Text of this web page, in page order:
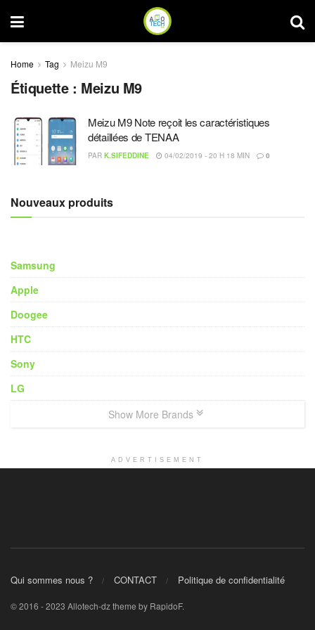
Home Tag Meizu M9
Étiquette : Meizu M9
Meizu M9 Note reçoit les caractéristiques
détaillées de TENAA
PAR K.SIFEDDINE 04/02/2019 - 20 H 18 MIN 0
Nouveaux produits
Samsung
Apple
Doogee
HTC
Sony
LG
Show More Brands
ADVERTISEMENT
Qui sommes nous ? CONTACT Politique de confidentialité
© 2016 - 2023 Allotech-dz theme by RapidoF.